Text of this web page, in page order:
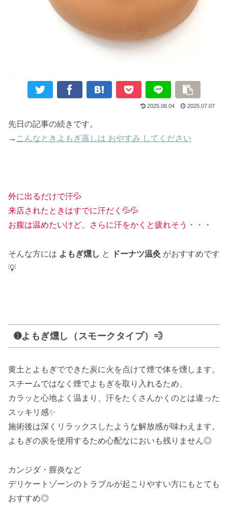
2025.08.04 2025.07.07
先日の記事の続きです。
→ こんなときよもぎ蒸しは おやすみ してください
外に出るだけで汗💦
来店されたときはすでに汗だく💦💦
お腹は温めたいけど、さらに汗をかくと疲れそう・・・
そんな方には よもぎ燻し と ドーナツ温灸 がおすすめです
💡
➊よもぎ燻し（スモークタイプ）💨
黄土とよもぎでできた炭に火を点けて煙で体を燻します。
スチームではなく煙でよもぎを取り入れるため、
カラッと心地よく温まり、汗をたくさんかくのとは違った
スッキリ感✨
施術後は深くリラックスしたような解放感が味わえます。
よもぎの炭を使用するため心配なにおいも残りません◎
カンジダ・膣炎など
デリケートゾーンのトラブルが起こりやすい方にもとても
おすすめ◎